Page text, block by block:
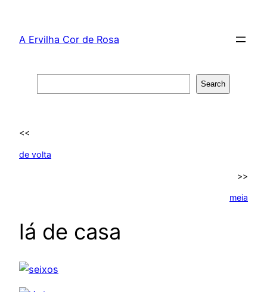
content
A Ervilha Cor de Rosa
Search
<<
de volta
>>
meia
lá de casa